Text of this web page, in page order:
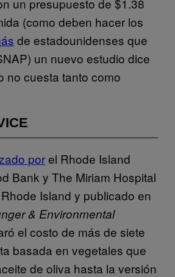
(como deben hacer los
de estadounidenses que
un nuevo estudio dice
no cuesta tanto como
porel Rhode Island
Bank y The Miriam Hospital
Island y publicado en
& Environmental
el costo de más de siete
basada en vegetales que
de oliva hasta la versión